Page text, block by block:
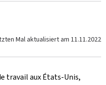
Mal aktualisiert am 11.11.2022
travail aux États-Unis,